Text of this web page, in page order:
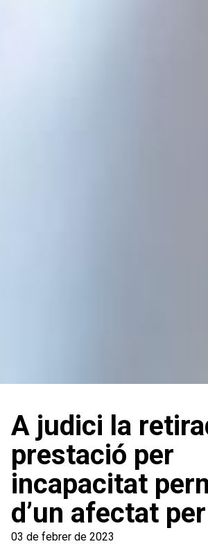
A judici la
prestació per
incapacitat
d’un afectat
03 de febrer de 2023